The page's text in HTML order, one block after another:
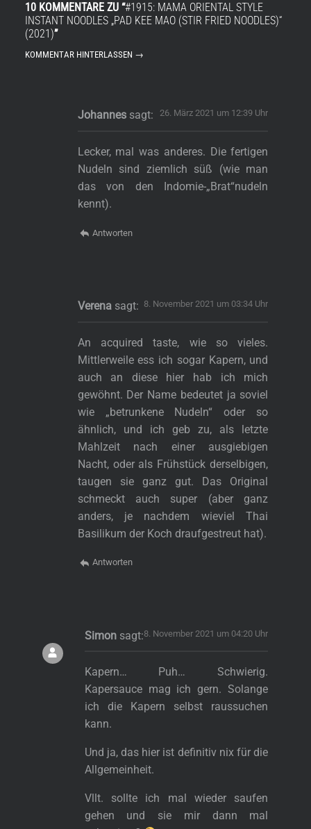
10 KOMMENTARE ZU “#1915: MAMA ORIENTAL STYLE
INSTANT NOODLES „PAD KEE MAO (STIR FRIED NOODLES)“
(2021)”
KOMMENTAR HINTERLASSEN →
Johannes sagt: 26. März 2021 um 12:39 Uhr
Lecker, mal was anderes. Die fertigen
Nudeln sind ziemlich süß (wie man
das von den Indomie-„Brat“nudeln
kennt).
Antworten
Verena sagt: 8. November 2021 um 03:34 Uhr
An acquired taste, wie so vieles.
Mittlerweile ess ich sogar Kapern, und
auch an diese hier hab ich mich
gewöhnt. Der Name bedeutet ja soviel
wie „betrunkene Nudeln“ oder so
ähnlich, und ich geb zu, als letzte
Mahlzeit nach einer ausgiebigen
Nacht, oder als Frühstück derselbigen,
taugen sie ganz gut. Das Original
schmeckt auch super (aber ganz
anders, je nachdem wieviel Thai
Basilikum der Koch draufgestreut hat).
Antworten
Simon sagt:8. November 2021 um 04:20 Uhr
Kapern… Puh… Schwierig.
Kapersauce mag ich gern. Solange
ich die Kapern selbst raussuchen
kann.
Und ja, das hier ist definitiv nix für die
Allgemeinheit.
Vllt. sollte ich mal wieder saufen
gehen und sie mir dann mal